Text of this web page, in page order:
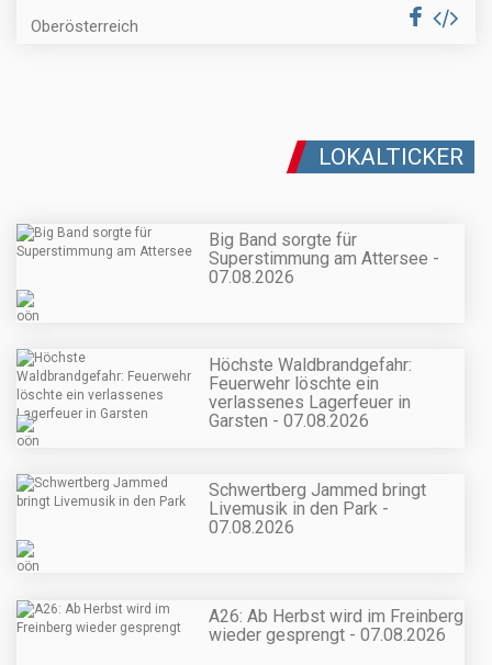
Oberösterreich
LOKALTICKER
Big Band sorgte für
Superstimmung am Attersee -
07.08.2026
Höchste Waldbrandgefahr:
Feuerwehr löschte ein
verlassenes Lagerfeuer in
Garsten - 07.08.2026
Schwertberg Jammed bringt
Livemusik in den Park -
07.08.2026
A26: Ab Herbst wird im Freinberg
wieder gesprengt - 07.08.2026